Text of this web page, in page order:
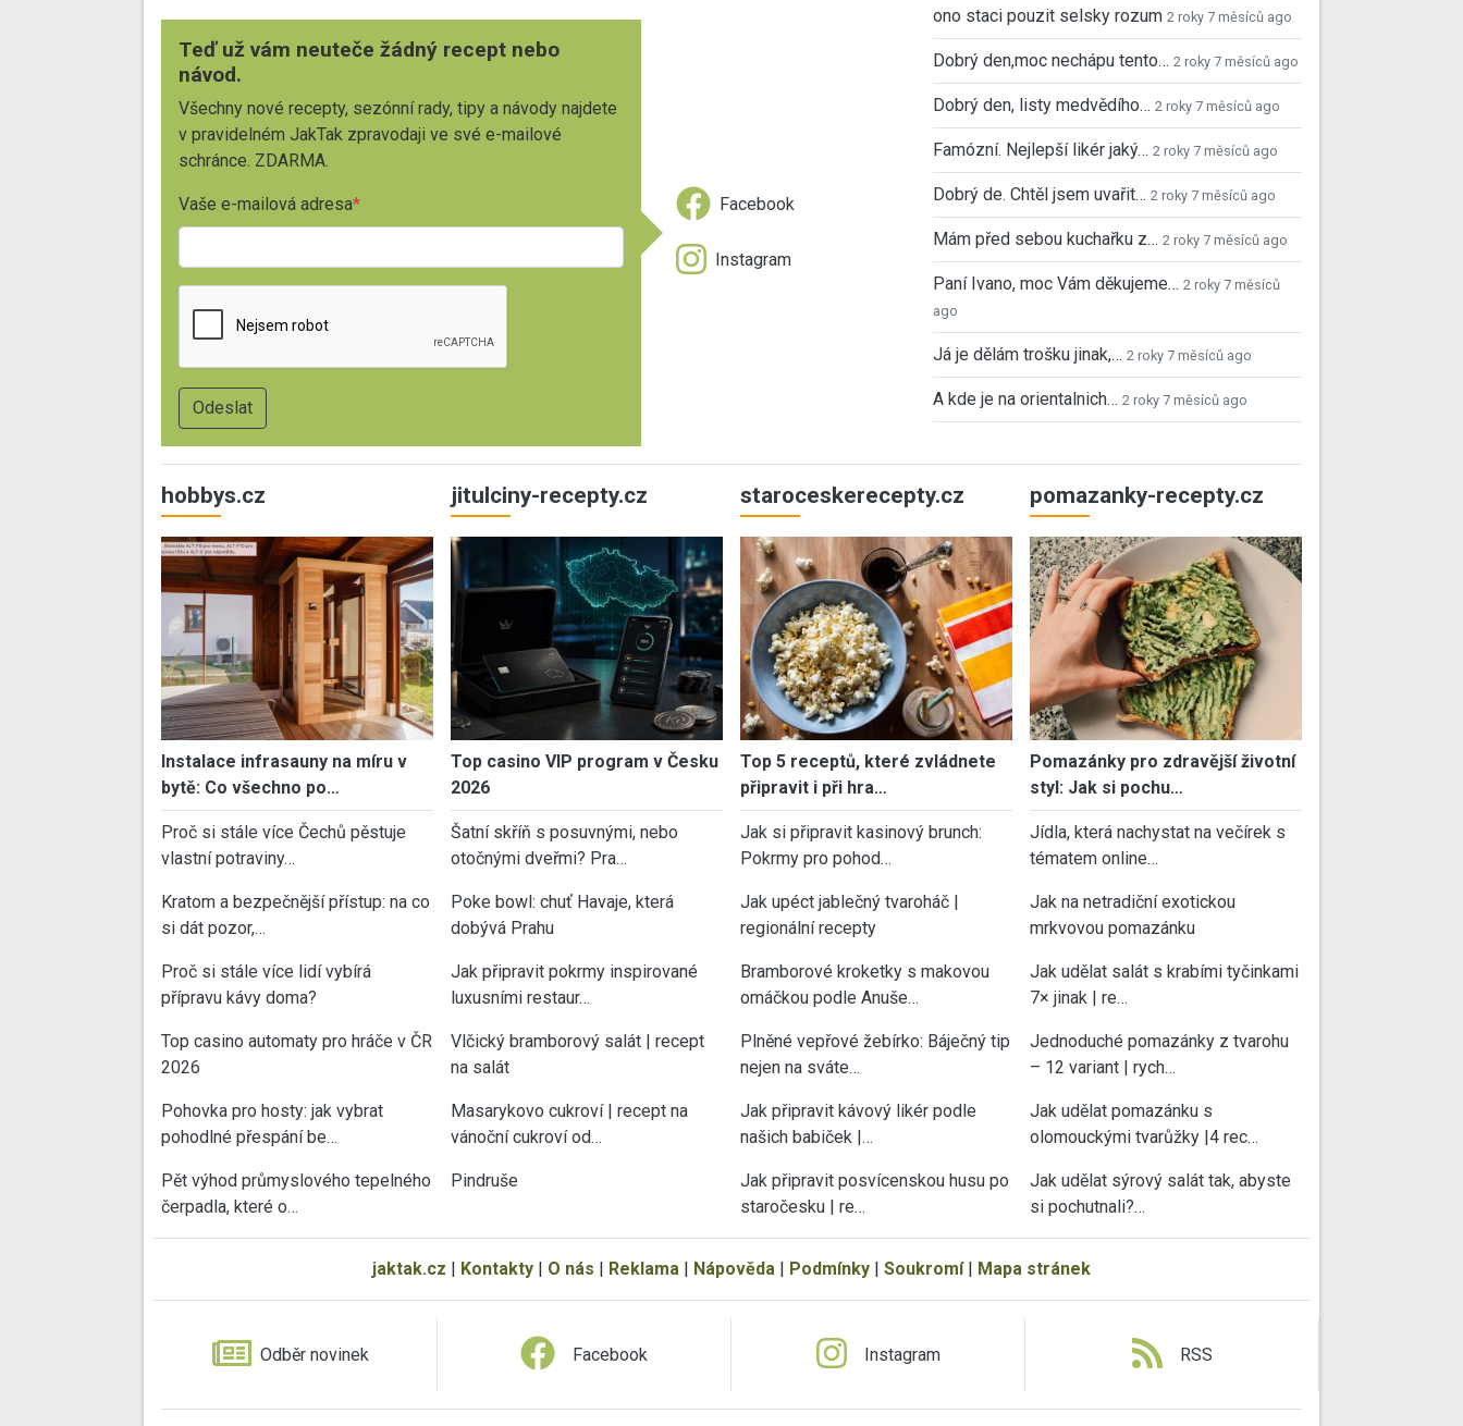
Teď už vám neuteče žádný recept nebo
návod.
Všechny nové recepty, sezónní rady, tipy a návody najdete
v pravidelném JakTak zpravodaji ve své e-mailové
schránce. ZDARMA.
Vaše e-mailová adresa Facebook
Instagram
ono staci pouzit selsky rozum 2 roky 7 měsíců ago
Dobrý den,moc nechápu tento… 2 roky 7 měsíců ago
Dobrý den, listy medvědího… 2 roky 7 měsíců ago
Famózní. Nejlepší likér jaký… 2 roky 7 měsíců ago
Dobrý de. Chtěl jsem uvařit… 2 roky 7 měsíců ago
Mám před sebou kuchařku z… 2 roky 7 měsíců ago
Paní Ivano, moc Vám děkujeme… 2 roky 7 měsíců
ago
Já je dělám trošku jinak,… 2 roky 7 měsíců ago
A kde je na orientalnich… 2 roky 7 měsíců ago
hobbys.cz
Instalace infrasauny na míru v
bytě: Co všechno po…
Proč si stále více Čechů pěstuje
vlastní potraviny…
Kratom a bezpečnější přístup: na co
si dát pozor,…
Proč si stále více lidí vybírá
přípravu kávy doma?
Top casino automaty pro hráče v ČR
2026
Pohovka pro hosty: jak vybrat
pohodlné přespání be…
Pět výhod průmyslového tepelného
čerpadla, které o…
jitulciny-recepty.cz
Top casino VIP program v Česku
2026
Šatní skříň s posuvnými, nebo
otočnými dveřmi? Pra…
Poke bowl: chuť Havaje, která
dobývá Prahu
Jak připravit pokrmy inspirované
luxusními restaur…
Vlčický bramborový salát | recept
na salát
Masarykovo cukroví | recept na
vánoční cukroví od…
Pindruše
staroceskerecepty.cz
Top 5 receptů, které zvládnete
připravit i při hra…
Jak si připravit kasinový brunch:
Pokrmy pro pohod…
Jak upéct jablečný tvaroháč |
regionální recepty
Bramborové kroketky s makovou
omáčkou podle Anuše…
Plněné vepřové žebírko: Báječný tip
nejen na sváte…
Jak připravit kávový likér podle
našich babiček |…
Jak připravit posvícenskou husu po
staročesku | re…
pomazanky-recepty.cz
Pomazánky pro zdravější životní
styl: Jak si pochu…
Jídla, která nachystat na večírek s
tématem online…
Jak na netradiční exotickou
mrkvovou pomazánku
Jak udělat salát s krabími tyčinkami
7× jinak | re…
Jednoduché pomazánky z tvarohu
– 12 variant | rych…
Jak udělat pomazánku s
olomouckými tvarůžky |4 rec…
Jak udělat sýrový salát tak, abyste
si pochutnali?…
jaktak.cz | Kontakty | O nás | Reklama | Nápověda | Podmínky | Soukromí| Mapa stránek
Odběr novinek Facebook Instagram RSS